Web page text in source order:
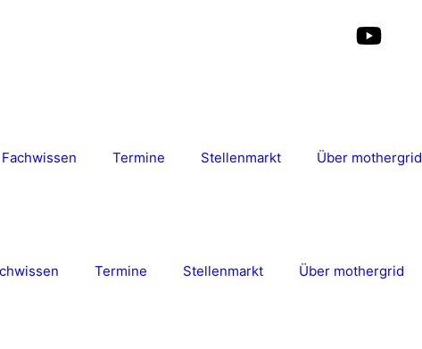
Fachwissen Termine Stellenmarkt Über mothergrid
Termine Stellenmarkt Über mothergrid